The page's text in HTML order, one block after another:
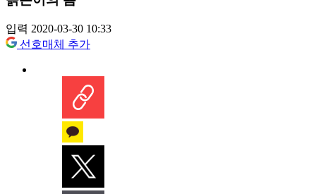
입력 2020-03-30 10:33
선호매체 추가